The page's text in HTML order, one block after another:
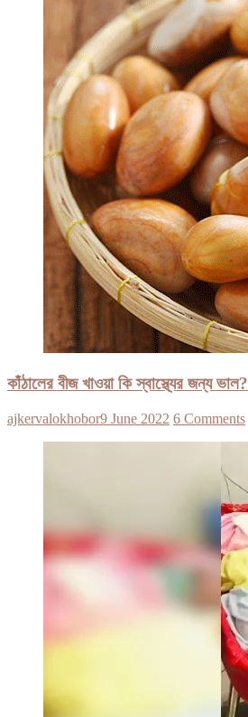
কাঁঠালের বীজ খাওয়া কি স্বাস্থ্যের জন্য ভাল?
ajkervalokhobor9 June 2022 6 Comments